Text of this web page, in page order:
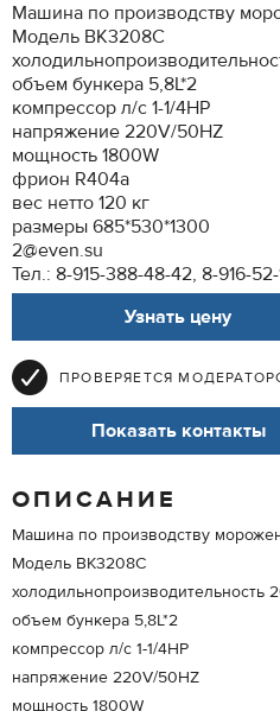
Машина по производству
Модель BK3208C
объем бункера 5,8L*2
компрессор л/с 1-1/4HP
напряжение 220V/50HZ
мощность 1800W
фрион R404a
вес нетто 120 кг
размеры 685*530*1300
2@even.su
Тел.: 8-915-388-48-42, 8-916-
Узнать цену
ПРОВЕРЯЕТСЯ
Показать контакты
ОПИСАНИЕ
Машина по производству
Модель BK3208C
холодильнопроизводительность
объем бункера 5,8L*2
компрессор л/с 1-1/4HP
напряжение 220V/50HZ
мощность 1800W